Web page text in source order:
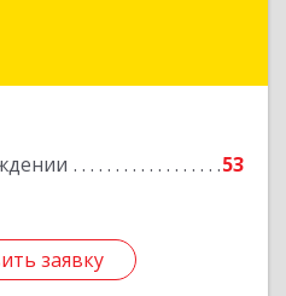
53
заявку
заявку